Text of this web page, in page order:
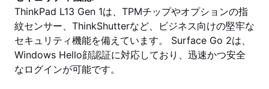
ThinkPad L13 Gen 1は、TPMチップやオプションの指
紋センサー、ThinkShutterなど、ビジネス向けの堅牢な
セキュリティ機能を備えています。 Surface Go 2は、
Windows Hello顔認証に対応しており、迅速かつ安全
なログインが可能です。